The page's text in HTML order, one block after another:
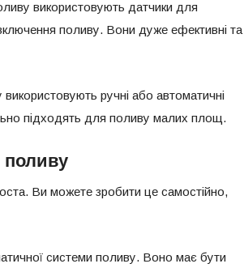
використовують датчики для
поливу. Вони дуже ефективні та
ручні або автоматичні
підходять для поливу малих площ.
поливу
Ви можете зробити це самостійно,
системи поливу. Воно має бути